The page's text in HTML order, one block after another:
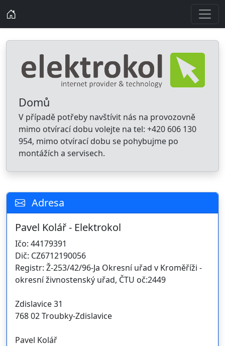
Domů
V případě potřeby navštívit nás na provozovně
mimo otvírací dobu volejte na tel: +420 606 130
954, mimo otvírací dobu se pohybujme po
montážích a servisech.
Adresa
Pavel Kolář - Elektrokol
Ičo: 44179391
Dič: CZ6712190056
Registr: Ž-253/42/96-Ja Okresní uřad v Kroměříži -
okresní živnostenský uřad, ČTU oč:2449
Zdislavice 31
768 02 Troubky-Zdislavice
Pavel Kolář